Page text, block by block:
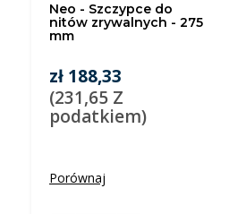
Neo - Szczypce do
nitów zrywalnych - 275
mm
zł 188,33
(231,65 Z
podatkiem)
Porównaj